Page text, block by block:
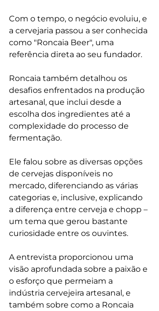
Com o tempo, o negócio evoluiu, e
a cervejaria passou a ser conhecida
como "Roncaia Beer", uma
referência direta ao seu fundador.
Roncaia também detalhou os
desafios enfrentados na produção
artesanal, que inclui desde a
escolha dos ingredientes até a
complexidade do processo de
fermentação.
Ele falou sobre as diversas opções
de cervejas disponíveis no
mercado, diferenciando as várias
categorias e, inclusive, explicando
a diferença entre cerveja e chopp –
um tema que gerou bastante
curiosidade entre os ouvintes.
A entrevista proporcionou uma
visão aprofundada sobre a paixão e
o esforço que permeiam a
indústria cervejeira artesanal, e
também sobre como a Roncaia